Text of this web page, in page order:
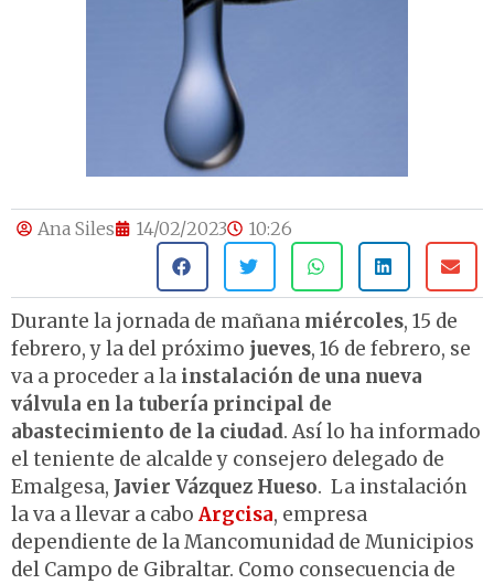
Ana Siles 14/02/2023 10:26
Durante la jornada de mañana miércoles, 15 de
febrero, y la del próximo jueves, 16 de febrero, se
va a proceder a la instalación de una nueva
válvula en la tubería principal de
abastecimiento de la ciudad. Así lo ha informado
el teniente de alcalde y consejero delegado de
Emalgesa, Javier Vázquez Hueso. La instalación
la va a llevar a cabo Argcisa, empresa
dependiente de la Mancomunidad de Municipios
del Campo de Gibraltar. Como consecuencia de